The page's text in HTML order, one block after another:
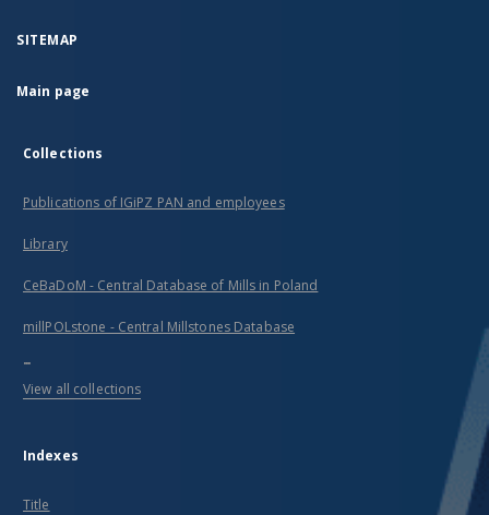
SITEMAP
Main page
Collections
Publications of IGiPZ PAN and employees
Library
CeBaDoM - Central Database of Mills in Poland
millPOLstone - Central Millstones Database
...
View all collections
Indexes
Title